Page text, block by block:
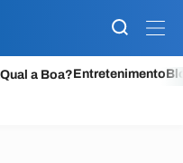
Qual a Boa?Entretenimento